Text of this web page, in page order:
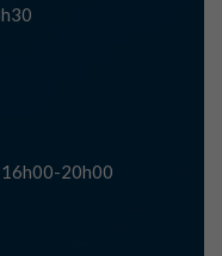
20h00